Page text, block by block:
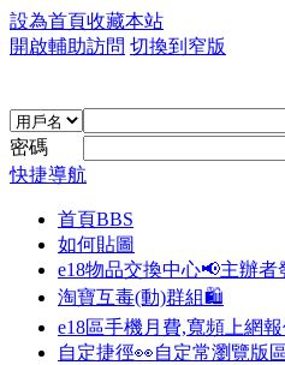
設為首頁收藏本站
開啟輔助訪問 切換到窄版
密碼
快捷導航
首頁BBS
如何貼圖
e18物品交換中心📢主辦者
淘寶互毒(動)群組🛍️
e18區手機月費,寬頻上網
自定捷徑👀自定常瀏覽版